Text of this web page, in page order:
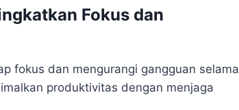
Fokus dan
fokus dan mengurangi gangguan selama
produktivitas dengan menjaga